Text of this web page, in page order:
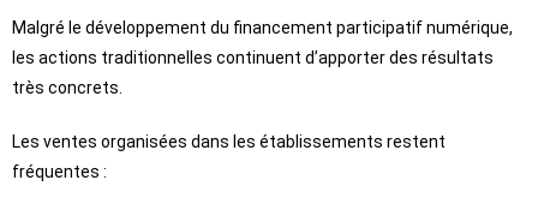
Malgré le développement du financement participatif numérique,
les actions traditionnelles continuent d’apporter des résultats
très concrets.
Les ventes organisées dans les établissements restent
fréquentes :